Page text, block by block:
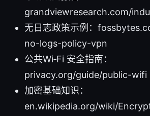
grandviewresearch.com/
无日志政策示例：
no-logs-policy-vpn
公共Wi‑Fi 安全指南：
privacy.org/guide/public-wifi
加密基础知识：
en.wikipedia.org/wiki/